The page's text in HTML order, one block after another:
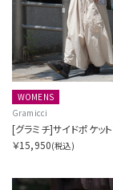
WOMENS
Gramicci
￥15,950(税込)